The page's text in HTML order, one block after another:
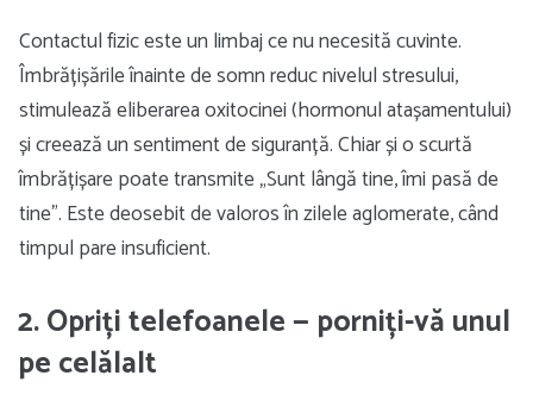
Contactul fizic este un limbaj ce nu necesită cuvinte.
Îmbrățișările înainte de somn reduc nivelul stresului,
stimulează eliberarea oxitocinei (hormonul atașamentului)
și creează un sentiment de siguranță. Chiar și o scurtă
îmbrățișare poate transmite „Sunt lângă tine, îmi pasă de
tine”. Este deosebit de valoros în zilele aglomerate, când
timpul pare insuficient.
2. Opriți telefoanele — porniți-vă unul
pe celălalt